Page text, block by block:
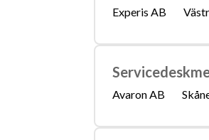
Experis AB
Avaron AB